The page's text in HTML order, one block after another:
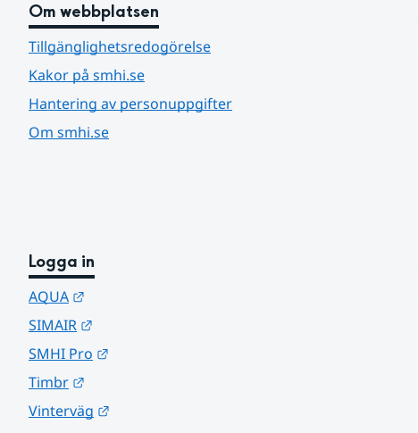
Om webbplatsen
Tillgänglighetsredogörelse
Kakor på smhi.se
Hantering av personuppgifter
Om smhi.se
Logga in
AQUA
SIMAIR
SMHI Pro
Timbr
Vinterväg